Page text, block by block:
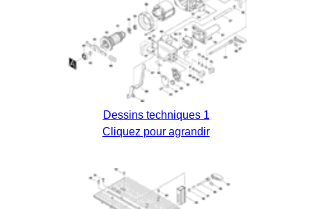
Dessins techniques 1
Cliquez pour agrandir